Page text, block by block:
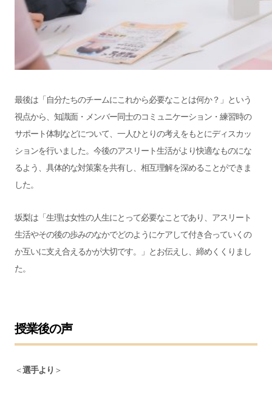
最後は「自分たちのチームにこれから必要なことは何か？」という
視点から、知識面・メンバー同士のコミュニケーション・練習時の
サポート体制などについて、一人ひとりの考えをもとにディスカッ
ションを行いました。今後のアスリート生活がより快適なものにな
るよう、具体的な対策案を共有し、相互理解を深めることができま
した。
坂梨は「生理は女性の人生にとって必要なことであり、アスリート
生活やその後の歩みのなかでどのようにケアして付き合っていくの
か互いに支え合えるかが大切です。」とお伝えし、締めくくりまし
た。
授業後の声
＜選手より ＞